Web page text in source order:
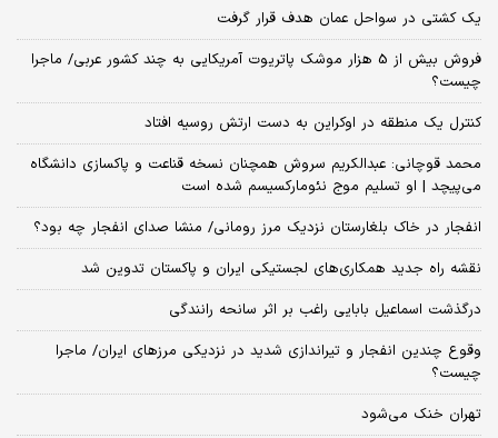
یک کشتی در سواحل عمان هدف قرار گرفت
فروش بیش از 5 هزار موشک پاتریوت آمریکایی به چند کشور عربی/ ماجرا
چیست؟
کنترل یک منطقه در اوکراین به دست ارتش روسیه افتاد
محمد قوچانی: عبدالکریم سروش همچنان نسخه قناعت و پاکسازی دانشگاه
می‌پیچد | او تسلیم موج نئومارکسیسم شده است
انفجار در خاک بلغارستان نزدیک مرز رومانی/ منشا صدای انفجار چه بود؟
نقشه راه جدید همکاری‌های لجستیکی ایران و پاکستان تدوین شد
درگذشت اسماعیل بابایی راغب بر اثر سانحه رانندگی
وقوع چندین انفجار و تیراندازی شدید در نزدیکی مرز‌های ایران/ ماجرا
چیست؟
تهران خنک می‌شود